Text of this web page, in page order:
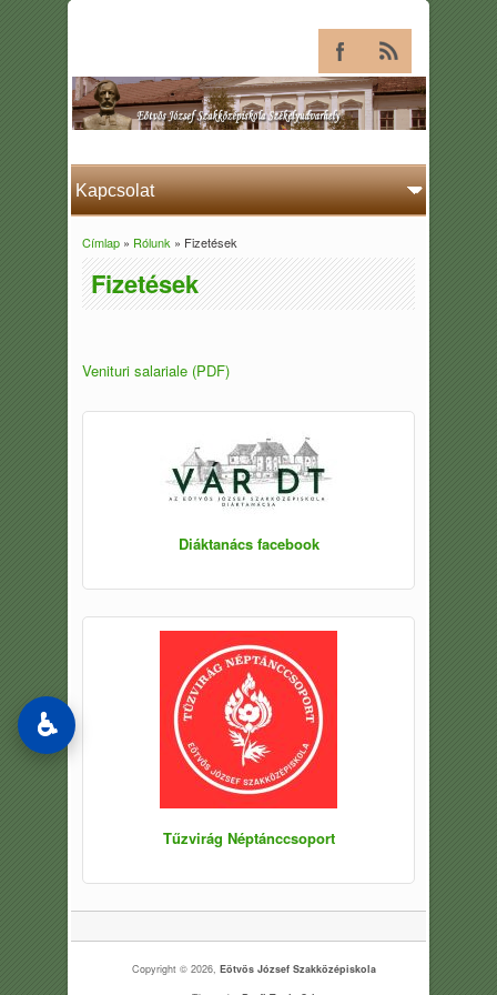
Jelenlegi hely
Címlap» Rólunk » Fizetések
Fizetések
Venituri salariale (PDF)
Diáktanács facebook
Tűzvirág Néptánccsoport
Copyright © 2026, Eötvös József Szakközépiskola
♿